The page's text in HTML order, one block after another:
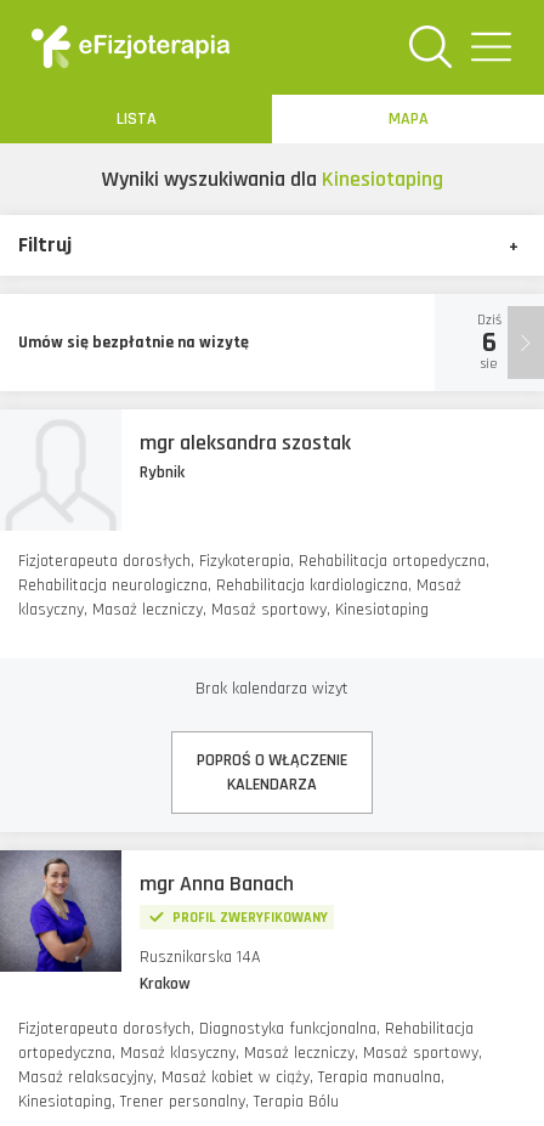
Toggle
navigation
LISTA MAPA
Wyniki wyszukiwania dla Kinesiotaping
Filtruj +
Umów się bezpłatnie na wizytę
Dziś
6
sie
mgr aleksandra szostak
Rybnik
Fizjoterapeuta dorosłych, Fizykoterapia, Rehabilitacja ortopedyczna,
Rehabilitacja neurologiczna, Rehabilitacja kardiologiczna, Masaż
klasyczny, Masaż leczniczy, Masaż sportowy, Kinesiotaping
Brak kalendarza wizyt
POPROŚ O WŁĄCZENIE
KALENDARZA
mgr Anna Banach
PROFIL ZWERYFIKOWANY
Rusznikarska 14A
Krakow
Fizjoterapeuta dorosłych, Diagnostyka funkcjonalna, Rehabilitacja
ortopedyczna, Masaż klasyczny, Masaż leczniczy, Masaż sportowy,
Masaż relaksacyjny, Masaż kobiet w ciąży, Terapia manualna,
Kinesiotaping, Trener personalny, Terapia Bólu